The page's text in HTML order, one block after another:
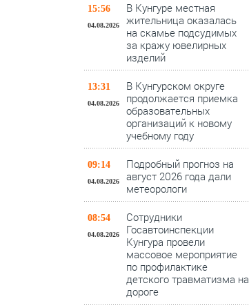
15:56
04.08.2026
В Кунгуре местная
жительница оказалась
на скамье подсудимых
за кражу ювелирных
изделий
13:31
04.08.2026
В Кунгурском округе
продолжается приемка
образовательных
организаций к новому
учебному году
09:14
04.08.2026
Подробный прогноз на
август 2026 года дали
метеорологи
08:54
04.08.2026
Сотрудники
Госавтоинспекции
Кунгура провели
массовое мероприятие
по профилактике
детского травматизма на
дороге